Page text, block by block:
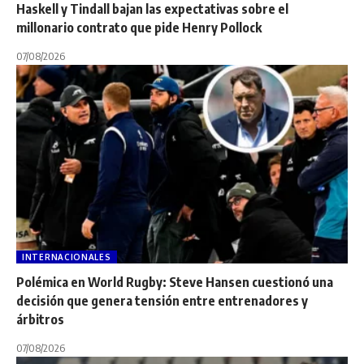
Haskell y Tindall bajan las expectativas sobre el
millonario contrato que pide Henry Pollock
07/08/2026
INTERNACIONALES
Polémica en World Rugby: Steve Hansen cuestionó una
decisión que genera tensión entre entrenadores y
árbitros
07/08/2026